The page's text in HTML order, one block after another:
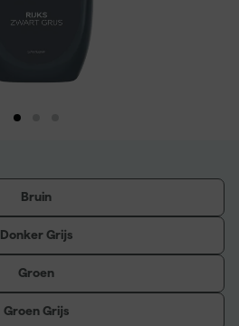
Bruin
Donker Grijs
Groen
Groen Grijs